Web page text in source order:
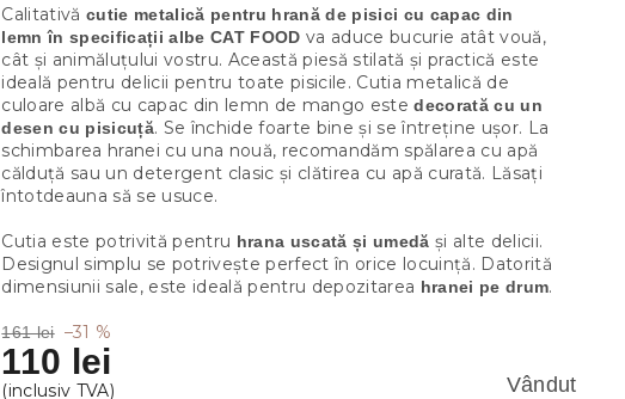
161 lei –31 %
110 lei
Vândut
Calitativăcutie metalică pentru hrană de pisici cu capac din
lemn în specificații albe CAT FOOD va aduce bucurie atât vouă,
cât și animăluțului vostru. Această piesă stilată și practică este
ideală pentru delicii pentru toate pisicile. Cutia metalică de
culoare albă cu capac din lemn de mango estedecorată cu un
desen cu pisicuță. Se închide foarte bine și se întreține ușor. La
schimbarea hranei cu una nouă, recomandăm spălarea cu apă
călduță sau un detergent clasic și clătirea cu apă curată. Lăsați
întotdeauna să se usuce.
Cutia este potrivită pentru hrana uscată și umedă și alte delicii.
Designul simplu se potrivește perfect în orice locuință. Datorită
dimensiunii sale, este ideală pentru depozitarea hranei pe drum.